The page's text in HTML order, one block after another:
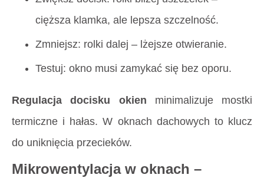
cięższa klamka, ale lepsza szczelność.
Zmniejsz: rolki dalej – lżejsze otwieranie.
Testuj: okno musi zamykać się bez oporu.
Regulacja docisku okien minimalizuje mostki
termiczne i hałas. W oknach dachowych to klucz
do uniknięcia przecieków.
Mikrowentylacja w oknach –